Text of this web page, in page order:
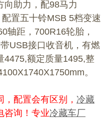
向助力，配98马力
置五十铃MSB 5档变速
轴距，700R16轮胎，
USB接口收音机，有燃
4475,额定质量1495,整
。
，配置会有区别， 冷藏
咨询！专业冷藏车厂